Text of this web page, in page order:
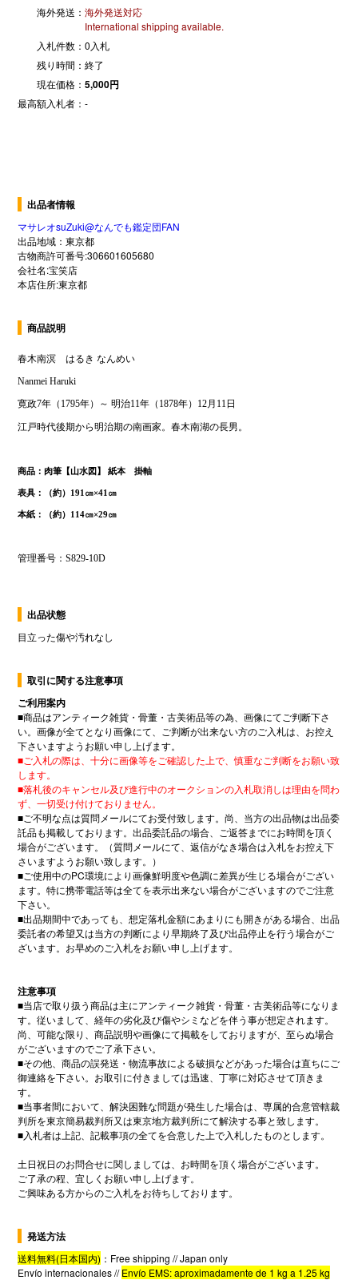
海外発送： 海外発送対応
International shipping available.
入札件数： 0入札
残り時間： 終了
現在価格： 5,000円
最高額入札者： -
出品者情報
マサレオsuZuki@なんでも鑑定団FAN
出品地域：東京都
古物商許可番号:306601605680
会社名:宝笑店
本店住所:東京都
商品説明
出品状態
目立った傷や汚れなし
取引に関する注意事項
ご利用案内
■商品はアンティーク雑貨・骨董・古美術品等の為、画像にてご判断下さ
い。画像が全てとなり画像にて、ご判断が出来ない方のご入札は、お控え
下さいますようお願い申し上げます。
■ご入札の際は、十分に画像等をご確認した上で、慎重なご判断をお願い致
します。
■落札後のキャンセル及び進行中のオークションの入札取消しは理由を問わ
ず、一切受け付けておりません。
■ご不明な点は質問メールにてお受付致します。尚、当方の出品物は出品委
託品も掲載しております。出品委託品の場合、ご返答までにお時間を頂く
場合がございます。（質問メールにて、返信がなき場合は入札をお控え下
さいますようお願い致します。）
■ご使用中のPC環境により画像鮮明度や色調に差異が生じる場合がござい
ます。特に携帯電話等は全てを表示出来ない場合がございますのでご注意
下さい。
■出品期間中であっても、想定落札金額にあまりにも開きがある場合、出品
委託者の希望又は当方の判断により早期終了及び出品停止を行う場合がご
ざいます。お早めのご入札をお願い申し上げます。
注意事項
■当店で取り扱う商品は主にアンティーク雑貨・骨董・古美術品等になりま
す。従いまして、経年の劣化及び傷やシミなどを伴う事が想定されます。
尚、可能な限り、商品説明や画像にて掲載をしておりますが、至らぬ場合
がございますのでご了承下さい。
■その他、商品の誤発送・物流事故による破損などがあった場合は直ちにご
御連絡を下さい。お取引に付きましては迅速、丁寧に対応させて頂きま
す。
■当事者間において、解決困難な問題が発生した場合は、専属的合意管轄裁
判所を東京簡易裁判所又は東京地方裁判所にて解決する事と致します。
■入札者は上記、記載事項の全てを合意した上で入札したものとします。
土日祝日のお問合せに関しましては、お時間を頂く場合がございます。
ご了承の程、宜しくお願い申し上げます。
ご興味ある方からのご入札をお待ちしております。
発送方法
送料無料(日本国内) ： Free shipping // Japan only
Envío internacionales //Envío EMS: aproximadamente de 1 kg a 1.25 kg